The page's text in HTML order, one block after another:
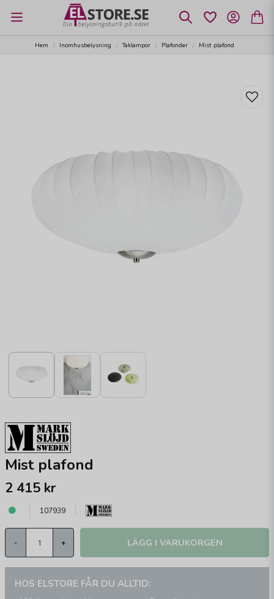
Hem Inomhusbelysning Taklampor Plafonder Mist plafond
Mist plafond
2 415 kr
107939
- + LÄGG I VARUKORGEN
HOS ELSTORE FÅR DU ALLTID: